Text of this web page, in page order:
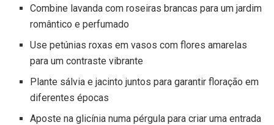
Combine lavanda com roseiras brancas para um jardim
romântico e perfumado
Use petúnias roxas em vasos com flores amarelas
para um contraste vibrante
Plante sálvia e jacinto juntos para garantir floração em
diferentes épocas
Aposte na glicínia numa pérgula para criar uma entrada